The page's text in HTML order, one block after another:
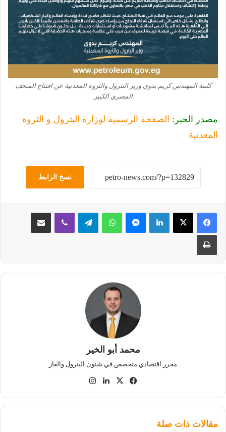
كلمة المهندس كريم بدوي وزير البترول والثروة المعدنية عن افتتاح المتحف
المصري الكبير
مصدر الخبر: الصفحة الرسمية لوزارة البترول و الثروة
المعدنية
نسخ الرابط
لينكدإن ماسنجر واتساب تيلقرام ڤايبر مشاركة عبر البريد
طباعة
محمد أبو الخير
محرر اقتصادي متخصص في شئون البترول والغاز
فيسبوك
‫X لينكدإن
مقالات ذات صلة